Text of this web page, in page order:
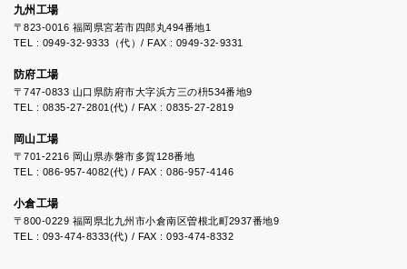
九州工場
〒823-0016 福岡県宮若市四郎丸494番地1
TEL : 0949-32-9333（代）/ FAX : 0949-32-9331
防府工場
〒747-0833 山口県防府市大字浜方三の枡534番地9
TEL : 0835-27-2801(代) / FAX : 0835-27-2819
岡山工場
〒701-2216 岡山県赤磐市多賀128番地
TEL : 086-957-4082(代) / FAX : 086-957-4146
小倉工場
〒800-0229 福岡県北九州市小倉南区曽根北町2937番地9
TEL : 093-474-8333(代) / FAX : 093-474-8332